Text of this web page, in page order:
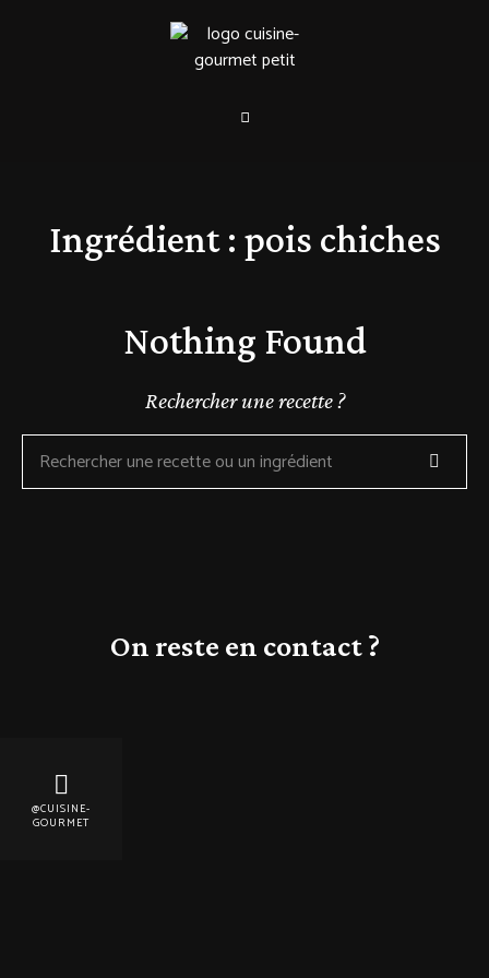
Ingrédient : pois chiches
Nothing Found
Rechercher une recette ?
On reste en contact ?
@CUISINE-
GOURMET